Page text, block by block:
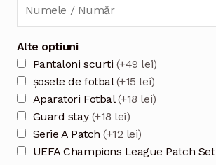
Alte optiuni
Pantaloni scurti (+49 lei)
șosete de fotbal(+15 lei)
Aparatori Fotbal(+18 lei)
Guard stay (+18 lei)
Serie A Patch(+12 lei)
UEFA Champions League Patch Set